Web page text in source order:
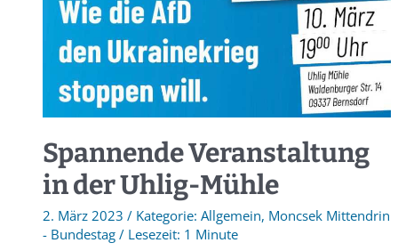
Spannende Veranstaltung
in der Uhlig-Mühle
2. März 2023 / Allgemein, Moncsek Mittendrin
- Bundestag/
1 Minute